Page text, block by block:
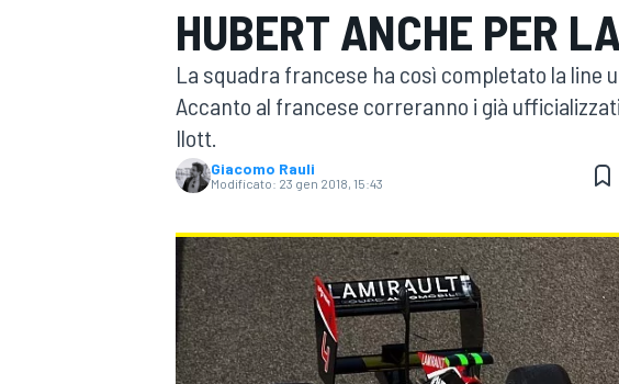
MOTOGP WEC
WRC
HUBERT ANCHE PER
La squadra francese ha così completato la line
Accanto al francese correranno i già
Ilott.
Giacomo Rauli
Modificato: 23 gen 2018, 15:43